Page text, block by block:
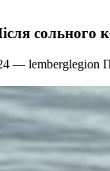
сольного
— lemberglegion